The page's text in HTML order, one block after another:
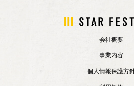
会社概要
事業内容
個人情報保護方